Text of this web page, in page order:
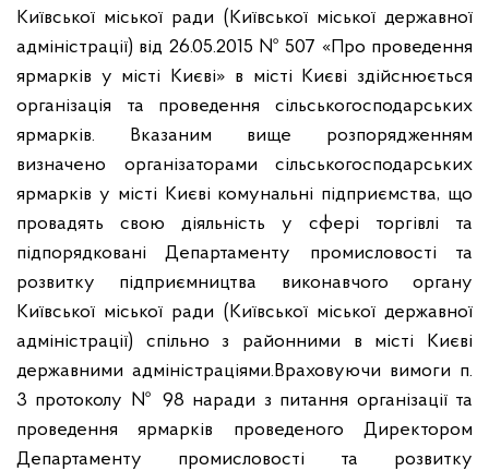
Київської міської ради (Київської міської державної
адміністрації) від 26.05.2015 № 507 «Про проведення
ярмарків у місті Києві» в місті Києві здійснюється
організація та проведення сільськогосподарських
ярмарків. Вказаним вище розпорядженням
визначено організаторами сільськогосподарських
ярмарків у місті Києві комунальні підприємства, що
провадять свою діяльність у сфері торгівлі та
підпорядковані Департаменту промисловості та
розвитку підприємництва виконавчого органу
Київської міської ради (Київської міської державної
адміністрації) спільно з районними в місті Києві
державними адміністраціями.Враховуючи вимоги п.
3 протоколу № 98 наради з питання організації та
проведення ярмарків проведеного Директором
Департаменту промисловості та розвитку